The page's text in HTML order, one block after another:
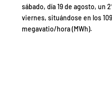
sábado, día 19 de agosto, un
viernes, situándose en los
megavatio/hora (MWh).